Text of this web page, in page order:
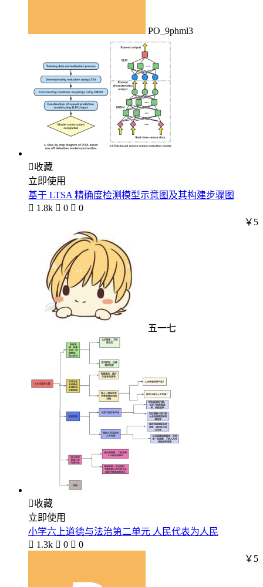
PO_9phml3
收藏
立即使用
基于 LTSA 精确度检测模型示意图及其构建步骤图
 1.8k  0  0
五一七
￥5
收藏
立即使用
小学六上道德与法治第二单元 人民代表为人民
 1.3k  0  0
￥5